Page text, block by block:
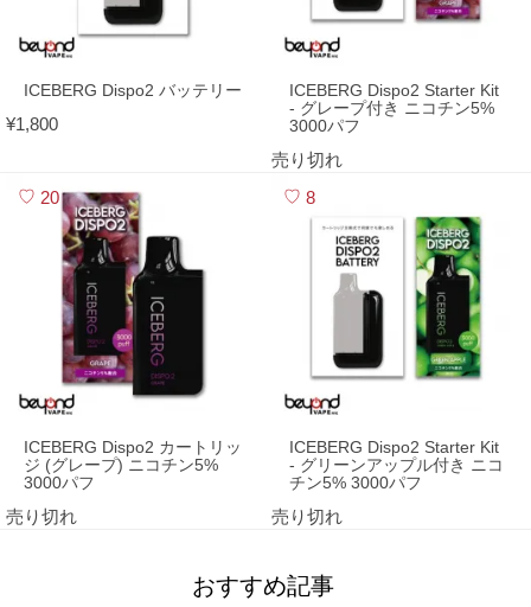
ICEBERG Dispo2 バッテリー
¥1,800
ICEBERG Dispo2 Starter Kit
- グレープ付き ニコチン5%
3000パフ
売り切れ
20
ICEBERG Dispo2 カートリッ
ジ (グレープ) ニコチン5%
3000パフ
売り切れ
8
ICEBERG Dispo2 Starter Kit
- グリーンアップル付き ニコ
チン5% 3000パフ
売り切れ
おすすめ記事